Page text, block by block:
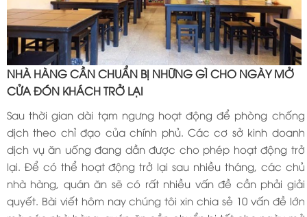
NHÀ HÀNG CẦN CHUẨN BỊ NHỮNG GÌ CHO NGÀY MỞ
CỬA ĐÓN KHÁCH TRỞ LẠI
Sau thời gian dài tạm ngưng hoạt động để phòng chống
dịch theo chỉ đạo của chính phủ. Các cơ sở kinh doanh
dịch vụ ăn uống đang dần được cho phép hoạt động trở
lại. Để có thể hoạt động trở lại sau nhiều tháng, các chủ
nhà hàng, quán ăn sẽ có rất nhiều vấn đề cần phải giải
quyết. Bài viết hôm nay chúng tôi xin chia sẻ 10 vấn đề lớn